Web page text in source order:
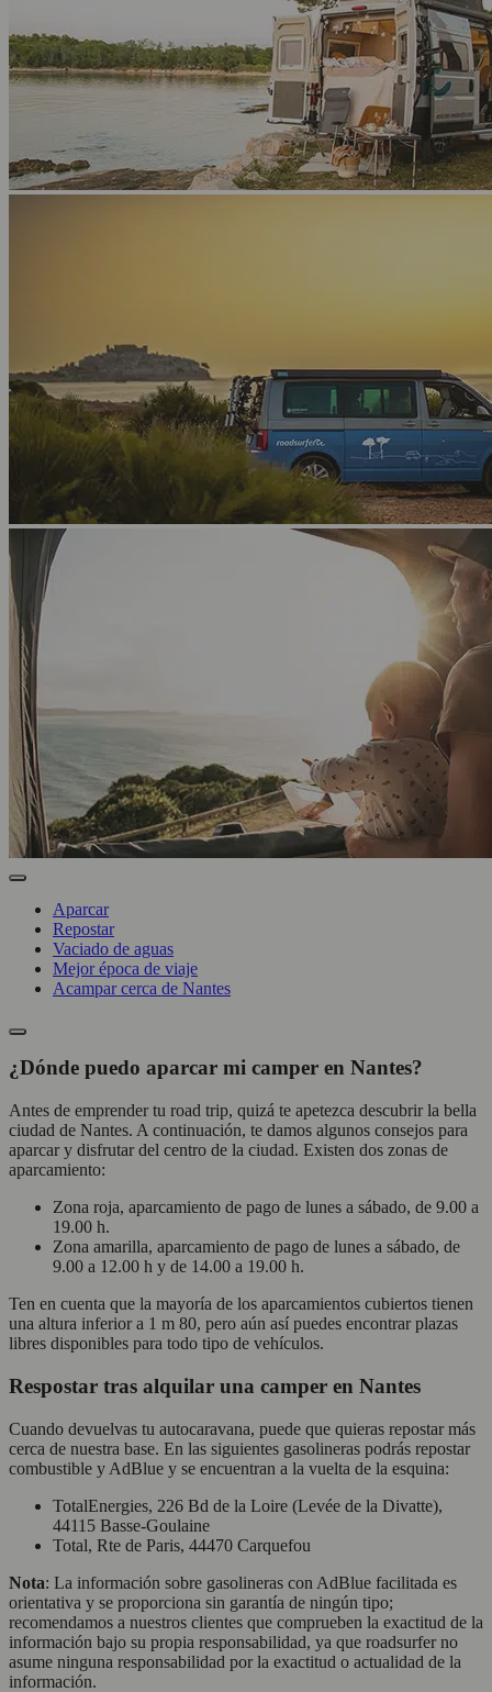
Aparcar
Repostar
Vaciado de aguas
Mejor época de viaje
Acampar cerca de Nantes
¿Dónde puedo aparcar mi camper en Nantes?
Antes de emprender tu road trip, quizá te apetezca descubrir la bella
ciudad de Nantes. A continuación, te damos algunos consejos para
aparcar y disfrutar del centro de la ciudad. Existen dos zonas de
aparcamiento:
Zona roja, aparcamiento de pago de lunes a sábado, de 9.00 a
19.00 h.
Zona amarilla, aparcamiento de pago de lunes a sábado, de
9.00 a 12.00 h y de 14.00 a 19.00 h.
Ten en cuenta que la mayoría de los aparcamientos cubiertos tienen
una altura inferior a 1 m 80, pero aún así puedes encontrar plazas
libres disponibles para todo tipo de vehículos.
Respostar tras alquilar una camper en Nantes
Cuando devuelvas tu autocaravana, puede que quieras repostar más
cerca de nuestra base. En las siguientes gasolineras podrás repostar
combustible y AdBlue y se encuentran a la vuelta de la esquina:
TotalEnergies, 226 Bd de la Loire (Levée de la Divatte),
44115 Basse-Goulaine
Total, Rte de Paris, 44470 Carquefou
Nota: La información sobre gasolineras con AdBlue facilitada es
orientativa y se proporciona sin garantía de ningún tipo;
recomendamos a nuestros clientes que comprueben la exactitud de la
información bajo su propia responsabilidad, ya que roadsurfer no
asume ninguna responsabilidad por la exactitud o actualidad de la
información.